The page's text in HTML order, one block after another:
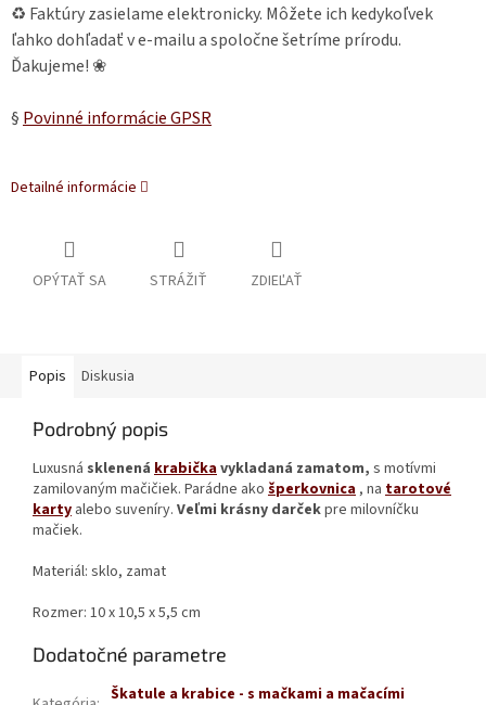
♻ Faktúry zasielame elektronicky. Môžete ich kedykoľvek
ľahko dohľadať v e-mailu a spoločne šetríme prírodu.
Ďakujeme! ❀
§ Povinné informácie GPSR
Detailné informácie
OPÝTAŤ SA STRÁŽIŤ ZDIEĽAŤ
Popis Diskusia
Podrobný popis
Luxusná sklenená krabičkavykladaná zamatom, s motívmi
zamilovaným mačičiek. Parádne ako šperkovnica, na tarotové
karty alebo suveníry. Veľmi krásny darčekpre milovníčku
mačiek.
Materiál: sklo, zamat
Rozmer: 10 x 10,5 x 5,5 cm
Dodatočné parametre
Škatule a krabice - s mačkami a mačacími